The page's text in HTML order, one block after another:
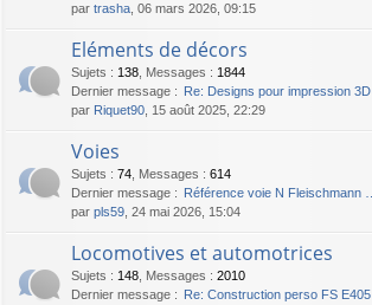
par trasha , 06 mars 2026, 09:15
Eléments de décors
Sujets : 138 Messages : 1844
Dernier message : Re: Designs pour impression 3D
par Riquet90 , 15 août 2025, 22:29
Voies
Sujets : 74 Messages : 614
Dernier message : Référence voie N Fleischmann …
par pls59 , 24 mai 2026, 15:04
Locomotives et automotrices
Sujets : 148 Messages : 2010
Dernier message : Re: Construction perso FS E405